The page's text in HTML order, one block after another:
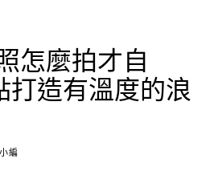
怎麼拍才自
打造有溫度的浪
編